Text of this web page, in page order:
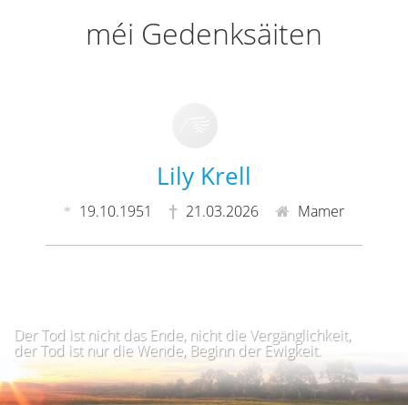
méi Gedenksäiten
Lily Krell
19.10.1951 21.03.2026 Mamer
Der Tod ist nicht das Ende, nicht die Vergänglichkeit,
der Tod ist nur die Wende, Beginn der Ewigkeit.